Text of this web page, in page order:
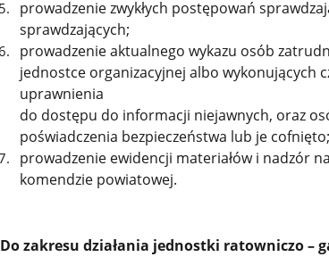
prowadzenie zwykłych postępowań
sprawdzających;
prowadzenie aktualnego wykazu osób
jednostce organizacyjnej albo wykonujących
uprawnienia
do dostępu do informacji niejawnych, oraz
poświadczenia bezpieczeństwa lub je cofnięto;
prowadzenie ewidencji materiałów i nadzór
komendzie powiatowej.
Do zakresu działania jednostki ratowniczo –